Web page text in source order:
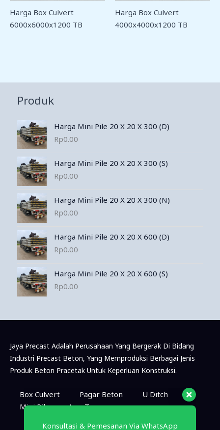
Harga Box Culvert
6000x6000x1200 TB
Harga Box Culvert
4000x4000x1200 TB
Produk
Harga Mini Pile 20 X 20 X 300 (D)
Rp0.00
Harga Mini Pile 20 X 20 X 300 (S)
Rp0.00
Harga Mini Pile 20 X 20 X 300 (N)
Rp0.00
Harga Mini Pile 20 X 20 X 600 (D)
Rp0.00
Harga Mini Pile 20 X 20 X 600 (S)
Rp0.00
Jaya Precast Adalah Perusahaan Yang Bergerak Di Bidang
Industri Precast Beton, Yang Memproduksi Berbagai Jenis
Produk Beton Pracetak Untuk Keperluan Konstruksi.
Box Culvert Pagar Beton
U Ditch
Mini Pile
Jasa Tenaga
Marketing